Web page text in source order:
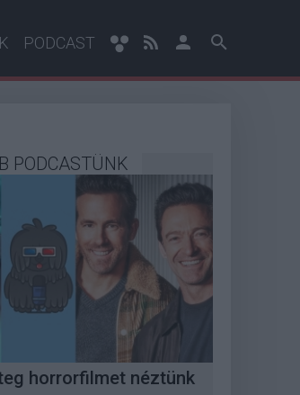
PODCAST
PODCASTÜNK
horrorfilmet néztünk